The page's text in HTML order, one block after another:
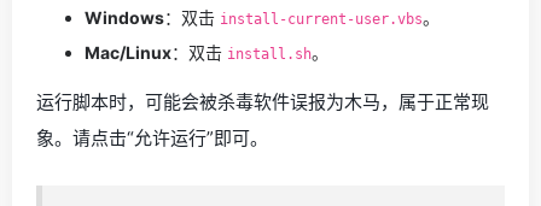
Windows：双击 install-current-user.vbs。
Mac/Linux：双击 install.sh。
运行脚本时，可能会被杀毒软件误报为木马，属于正常现
象。请点击“允许运行”即可。